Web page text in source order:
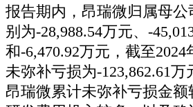
报告期内，昂瑞微归属母
别为-28,988.54万元、-
和-6,470.92万元，截至
未弥补亏损为-123,862.61万
昂瑞微累计未弥补亏损金额